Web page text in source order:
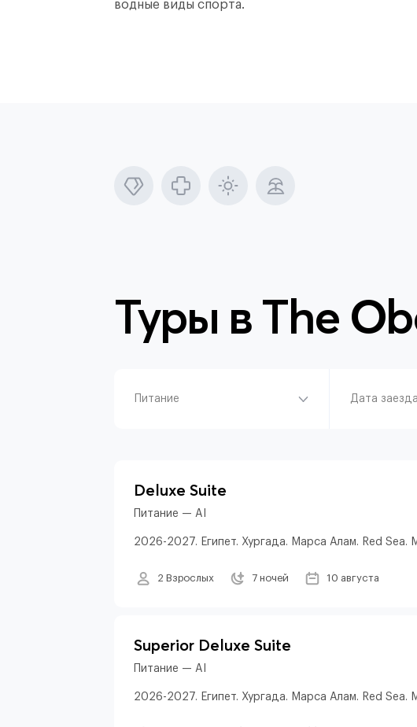
водные виды спорта.
Туры вThe
Питание Дата
Deluxe Suite
Питание — AI
2026-2027. Египет. Хургада. Марса Алам. Red Sea.
2 Взрослых 7 ночей 10 августа
Superior Deluxe Suite
Питание — AI
2026-2027. Египет. Хургада. Марса Алам. Red Sea.